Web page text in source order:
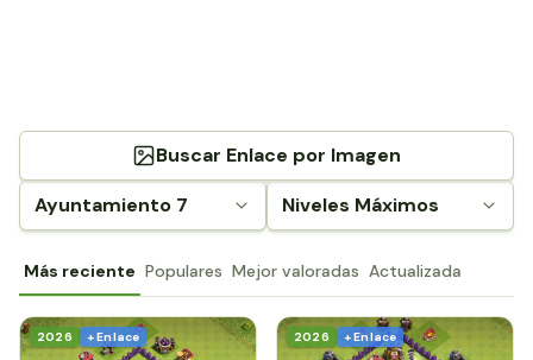
Ayuntamiento 7 Niveles Máximos
Buscar Enlace por Imagen
Más reciente Populares Mejor valoradas Actualizada
2026 + Enlace 2026 + Enlace